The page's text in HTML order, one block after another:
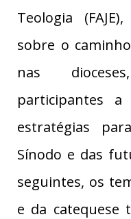
Teologia
sobre o
nas
participantes
estratégias
Sínodo e das
seguintes, os
e da catequese